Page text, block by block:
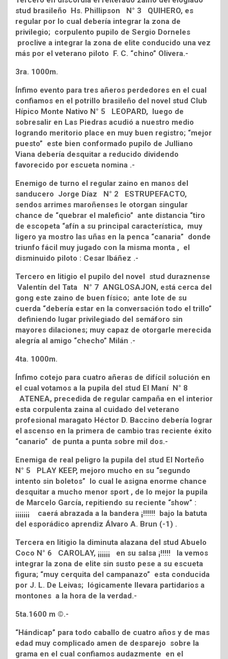
stud brasileño Hs. Phillipson N° 3 QUIHERO, es
regular por lo cual debería integrar la zona de
privilegio; corpulento pupilo de Sergio Dorneles
proclive a integrar la zona de elite conducido una vez
más por el veterano piloto F. C. “chino” Olivera.-
3ra. 1000m.
Ínfimo evento para tres añeros perdedores en el cual
confiamos en el potrillo brasileño del novel stud Club
Hípico Monte Nativo N° 5 LEOPARD, luego de
sobresalir en Las Piedras acudió a nuestro medio
logrando meritorio place en muy buen registro; “mejor
puesto” este bien conformado pupilo de Julliano
Viana debería desquitar a reducido dividendo
favorecido por escueta nomina .-
Enemigo de turno el regular zaino en manos del
sanducero Jorge Díaz N° 2 ESTRUPEFACTO,
sendos arrimes maroñenses le otorgan singular
chance de “quebrar el maleficio” ante distancia “tiro
de escopeta “afín a su principal característica, muy
ligero ya mostro las uñas en la penca “canaria” donde
triunfo fácil muy jugado con la misma monta , el
disminuido piloto : Cesar Ibáñez .-
Tercero en litigio el pupilo del novel stud duraznense
Valentín del Tata N° 7 ANGLOSAJON, está cerca del
gong este zaino de buen físico; ante lote de su
cuerda “debería estar en la conversación todo el trillo”
definiendo lugar privilegiado del semáforo sin
mayores dilaciones; muy capaz de otorgarle merecida
alegría al amigo “checho” Milán .-
4ta. 1000m.
Ínfimo cotejo para cuatro añeras de difícil solución en
el cual votamos a la pupila del stud El Maní N° 8
ATENEA, precedida de regular campaña en el interior
esta corpulenta zaina al cuidado del veterano
profesional maragato Héctor D. Baccino debería lograr
el ascenso en la primera de cambio tras reciente éxito
“canario” de punta a punta sobre mil dos.-
Enemiga de real peligro la pupila del stud El Norteño
N° 5 PLAY KEEP, mejoro mucho en su “segundo
intento sin boletos” lo cual le asigna enorme chance
desquitar a mucho menor sport , de lo mejor la pupila
de Marcelo García, repitiendo su reciente “show” :
¡¡¡¡¡¡¡ caerá abrazada a la bandera ¡!!!!!! bajo la batuta
del esporádico aprendiz Álvaro A. Brun (-1) .
Tercera en litigio la diminuta alazana del stud Abuelo
Coco N° 6 CAROLAY, ¡¡¡¡¡¡ en su salsa ¡!!!!! la vemos
integrar la zona de elite sin susto pese a su escueta
figura; “muy cerquita del campanazo” esta conducida
por J. L. De Leivas; lógicamente llevara partidarios a
montones a la hora de la verdad.-
5ta.1600 m ©.-
“Hándicap” para todo caballo de cuatro años y de mas
edad muy complicado amen de desparejo sobre la
grama en el cual confiamos audazmente en el